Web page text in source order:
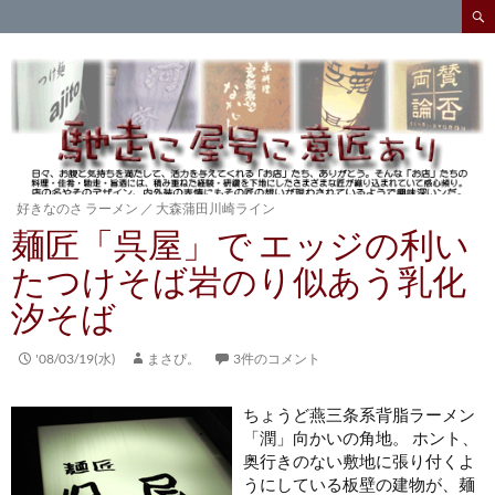
索
ン
ン
ツ
キ
ッ
プ
好きなのさ ラーメン ／ 大森蒲田川崎ライン
麺匠「呉屋」で エッジの利い
たつけそば岩のり似あう乳化
汐そば
'08/03/19(水) まさぴ。 3件のコメント
ちょうど燕三条系背脂ラーメン
「潤」向かいの角地。 ホント、
奥行きのない敷地に張り付くよ
うにしている板壁の建物が、麺